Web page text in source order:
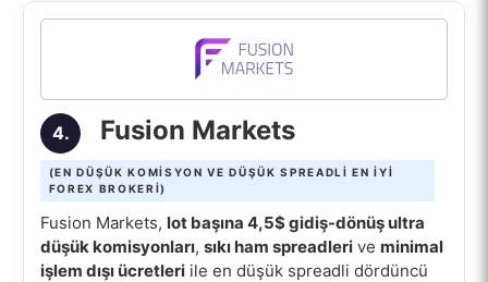
4. Fusion Markets
(EN DÜŞÜK KOMISYON VE DÜŞÜK SPREADLI EN IYI
FOREX BROKERI)
Fusion Markets, lot başına 4,5$ gidiş-dönüş ultra
düşük komisyonları, sıkı ham spreadlerive minimal
işlem dışı ücretleriile en düşük spreadli dördüncü